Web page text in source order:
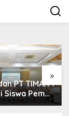
»
TIMAH Berikan
Biaya
Bayi di